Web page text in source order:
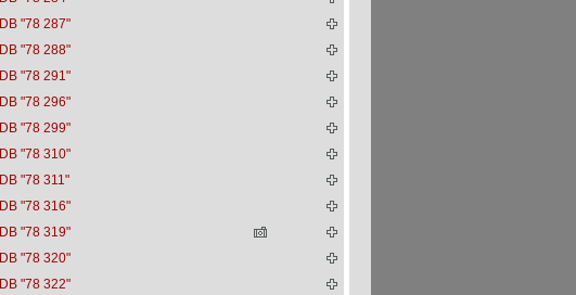
DB "78 287"
DB "78 288"
DB "78 291"
DB "78 296"
DB "78 299"
DB "78 310"
DB "78 311"
DB "78 316"
DB "78 319"
DB "78 320"
DB "78 322"